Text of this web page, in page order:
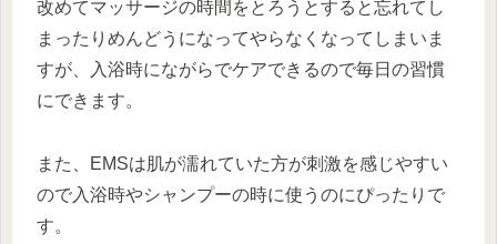
改めてマッサージの時間をとろうとすると忘れてし
まったりめんどうになってやらなくなってしまいま
すが、入浴時にながらでケアできるので毎日の習慣
にできます。
また、EMSは肌が濡れていた方が刺激を感じやすい
ので入浴時やシャンプーの時に使うのにぴったりで
す。